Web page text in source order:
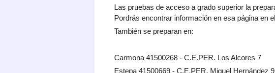
Las pruebas de acceso a grado superior la
Pordrás encontrar información en esa página en
También se preparan en:
Carmona 41500268 - C.E.PER. Los Alcores 7
Estepa 41500669 - C.E.PER. Miguel Hernández 9